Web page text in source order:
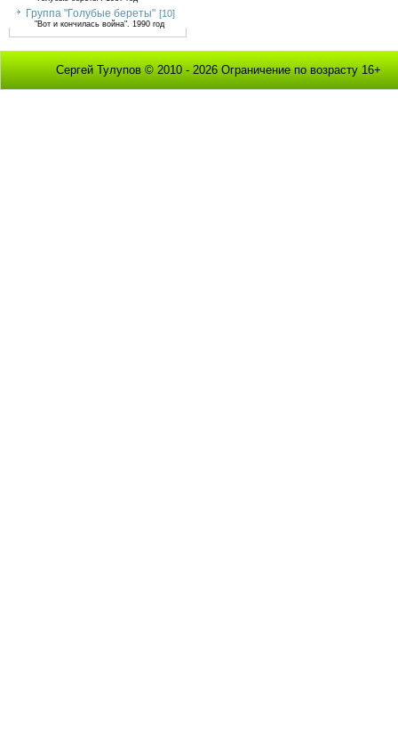
Группа "Голубые береты" [10]
"Вот и кончилась война". 1990 год
Сергей Тулупов © 2010 - 2026 Ограничение по возрасту 16+